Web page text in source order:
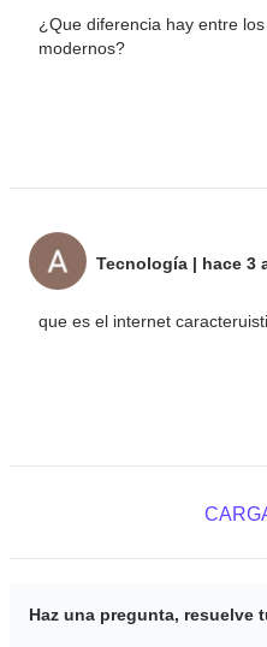
¿Que diferencia hay entre
modernos?
Tecnología | hace 3
que es el internet
Haz una pregunta, resuelve